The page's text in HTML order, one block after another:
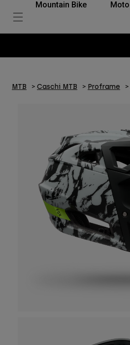
Mountain Bike Moto
MTB Caschi MTB Proframe